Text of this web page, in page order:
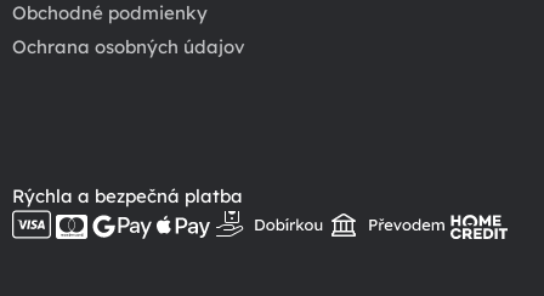
Obchodné podmienky
Ochrana osobných údajov
Rýchla a bezpečná platba